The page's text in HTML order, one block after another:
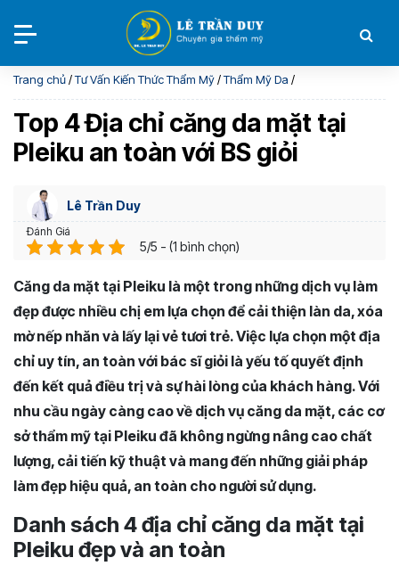
Trang chủ/Tư Vấn Kiến Thức Thẩm Mỹ/Thẩm Mỹ Da /
Top 4 Địa chỉ căng da mặt tại
Pleiku an toàn với BS giỏi
Lê Trần Duy
Đánh Giá
5/5 - (1 bình chọn)
Căng da mặt tại Pleiku là một trong những dịch vụ làm
đẹp được nhiều chị em lựa chọn để cải thiện làn da, xóa
mờ nếp nhăn và lấy lại vẻ tươi trẻ. Việc lựa chọn một địa
chỉ uy tín, an toàn với bác sĩ giỏi là yếu tố quyết định
đến kết quả điều trị và sự hài lòng của khách hàng. Với
nhu cầu ngày càng cao về dịch vụ căng da mặt, các cơ
sở thẩm mỹ tại Pleiku đã không ngừng nâng cao chất
lượng, cải tiến kỹ thuật và mang đến những giải pháp
làm đẹp hiệu quả, an toàn cho người sử dụng.
Danh sách 4 địa chỉ căng da mặt tại
Pleiku đẹp và an toàn